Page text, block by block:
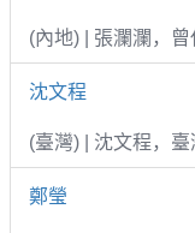
(內地) | 張瀾瀾，
沈文程
(臺灣) | 沈文程，
鄭瑩